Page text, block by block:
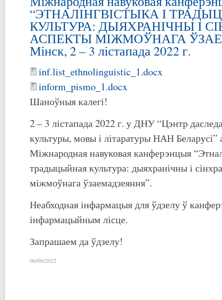
“ЭТНАЛІНГВІСТЫКА І
КУЛЬТУРА: ДЫЯХРАНІЧНЫ І
АСПЕКТЫ МІЖМОЎНАГА
Мінск, 2 – 3 лістапада 2022 г.
inf.list_ethnolinguistic_1.docx
inform_pismo_1.docx
Шаноўныя калегі!
2 – 3 лістапада 2022 г. у ДНУ “Цэнтр
культуры, мовы і літаратуры НАН Беларусі”
Міжнародная навуковая канферэнцыя
традыцыйная культура: дыяхранічны і
міжмоўнага ўзаемадзеяння”.
Неабходная інфармацыя для ўдзелу ў
інфармацыйным лісце.
Запрашаем да ўдзелу!
06/06/2022